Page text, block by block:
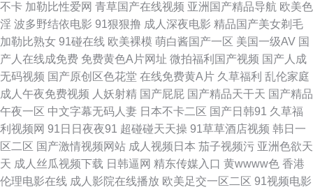
公开视频 日韩福利社区 丝瓜视频草莓视频污 国产色色 91国产尤物在线视频
91国產乱老熟女 欧洲精品国产 东京热导航大乱 男人天堂人妻 国产精品久久
嫩 91社久久 婷婷久久一区 人妻人人干av亚洲 a片人与兽视频 婷婷色色五月
一区二区 97超碰自拍 91电影天堂在线污 欧美抖阴 avvt天堂网男人 中文字幕
自拍一区 欧美性爱先锋影音 豆花网站官网入口 1024毛片基地 日韩精品A片
不卡 加勒比性爱网 青草国产在线视频 亚洲国产精品导航 欧美色
淫 波多野结依电影 91狠狠撸 成人深夜电影 精品国产美女剃毛
加勒比熟女 91碰在线 欧美裸模 萌白酱国产一区 美国一级AV 国
产人在线成免费 免费黄色A片网址 微拍福利国产视频 国产人成
无码视频 国产原创区色花堂 在线免费黄A片 久草福利 乱伦家庭
成人午夜免费视频 人妖射精 国产屁屁 国产精品天干天 国产精品
午夜一区 中文字幕无码人妻 日本不卡二区 国产日韩91 久草福
利视频网 91日日夜夜91 超碰碰天天操 91草草酒店视频 韩日一
区二区 国产激情视频网站 成人视频日本 茄子视频污 亚洲色欲天
天 成人丝瓜视频下载 日韩逼网 精东传媒入口 黄wwww色 香港
伦理电影在线 成人影院在线播放 欧美足交一区二区 91视频电影